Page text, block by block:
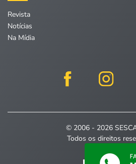
Revista
Notícias
Na Mídia
© 2006 - 2026
Todos os direitos